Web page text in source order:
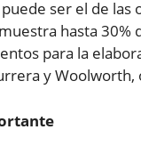
ser el de
hasta 30%
para la
y